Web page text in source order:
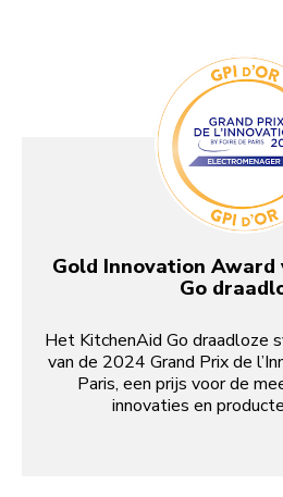
Gold Innovation Award
Go
Het KitchenAid Go draadloze
van de 2024 Grand Prix de
Paris, een prijs voor de
innovaties en